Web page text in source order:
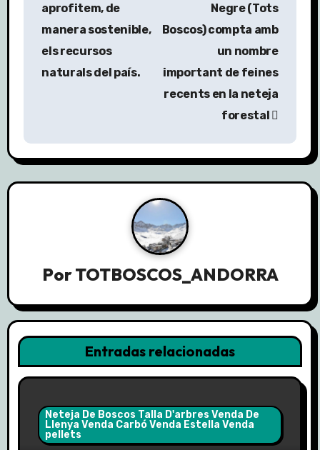
i
ó
e
n
t
r
aprofitem, de
manera sostenible,
els recursos
naturals del país.
Negre (Tots
Boscos) compta amb
un nombre
important de feines
recents en la neteja
forestal
PorTOTBOSCOS_ANDORRA
Entradas relacionadas
Neteja De Boscos Talla D'arbres Venda De
Llenya Venda Carbó Venda Estella Venda
pellets